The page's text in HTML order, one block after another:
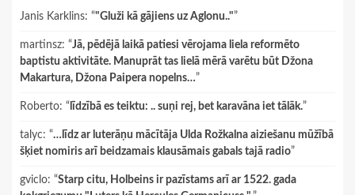
Janis Karklins: “"Gluži kā gājiens uz Aglonu.."”
martinsz: “Jā, pēdējā laikā patiesi vērojama liela reformēto
baptistu aktivitāte. Manuprāt tas lielā mērā varētu būt Džona
Makartura, Džona Paipera nopelns…”
Roberto: “ līdzībā es teiktu: .. suņi rej, bet karavāna iet tālāk.”
talyc: “…līdz ar luterāņu mācītāja Ulda Rožkalna aiziešanu mūžībā
šķiet nomiris arī beidzamais klausāmais gabals tajā radio”
gviclo: “Starp citu, Holbeins ir pazīstams arī ar 1522. gada